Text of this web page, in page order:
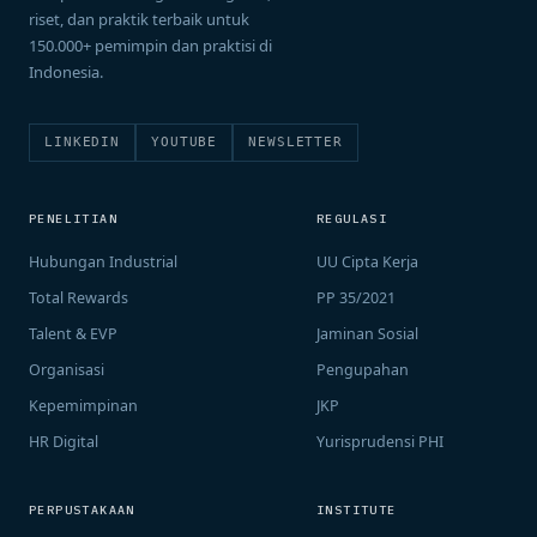
riset, dan praktik terbaik untuk
150.000+ pemimpin dan praktisi di
Indonesia.
LINKEDIN YOUTUBE NEWSLETTER
PENELITIAN
Hubungan Industrial
Total Rewards
Talent & EVP
Organisasi
Kepemimpinan
HR Digital
REGULASI
UU Cipta Kerja
PP 35/2021
Jaminan Sosial
Pengupahan
JKP
Yurisprudensi PHI
PERPUSTAKAAN INSTITUTE